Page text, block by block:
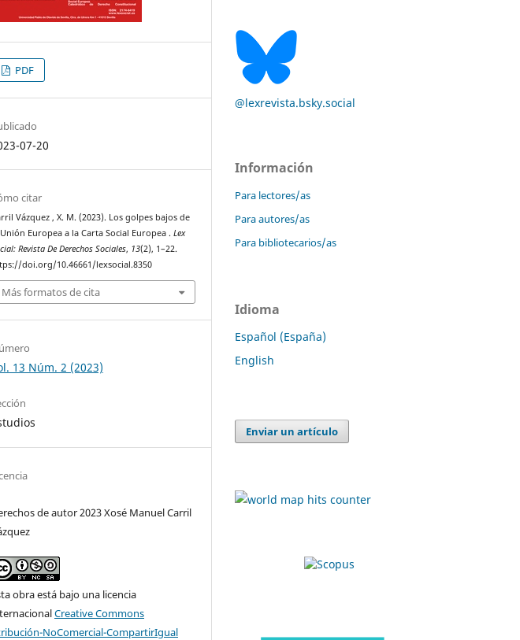
PDF
07-20
citar
Vázquez , X. M. (2023). Los golpes bajos de
Europea a la Carta Social Europea .Lex
Revista De Derechos Sociales, 13(2), 1–22.
doi.org/10.46661/lexsocial.8350
Más formatos de cita
13 Núm. 2 (2023)
de autor 2023 Xosé Manuel Carril
obra está bajo una licencia
Creative Commons
NoComercial-CompartirIgual
@lexrevista.bsky.social
Información
Para lectores/as
Para autores/as
Para bibliotecarios/as
Idioma
Español (España)
English
Enviar un artículo